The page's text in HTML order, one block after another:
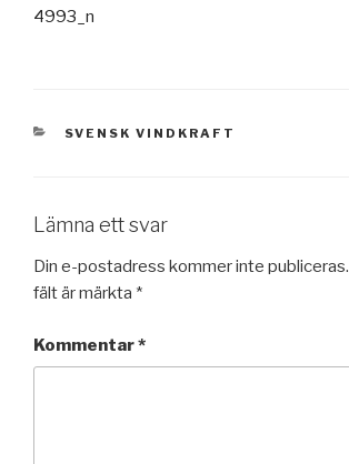
KATEGORIER
SVENSK VINDKRAFT
Lämna ett svar
Din e-postadress kommer inte publiceras.
fält är märkta *
Kommentar*